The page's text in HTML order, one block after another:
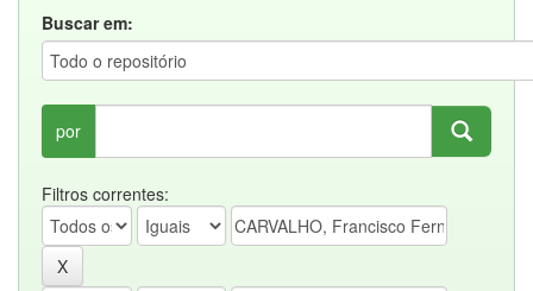
Buscar em:
por
Filtros correntes: